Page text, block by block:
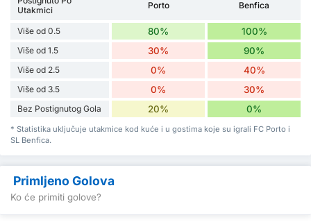
Utakmici
Porto Benfica
Više od 0.5 80% 100%
Više od 1.5 30% 90%
Više od 2.5 0% 40%
Više od 3.5 0% 30%
Bez Postignutog Gola 20% 0%
* Statistika uključuje utakmice kod kuće i u gostima koje su igrali FC Porto i
SL Benfica.
Primljeno Golova
Ko će primiti golove?